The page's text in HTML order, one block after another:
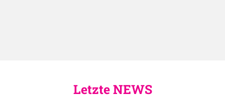
Letzte NEWS